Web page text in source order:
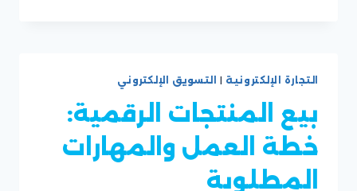
في
النقل
التجارة الإلكترونية | التسويق الإلكتروني
بيع المنتجات الرقمية:
خطة العمل والمهارات
المطلوبة